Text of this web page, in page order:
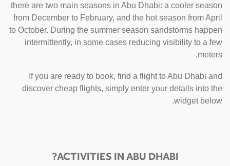
there are two main seasons in Abu Dhabi: a cooler season
from December to February, and the hot season from April
to October. During the summer season sandstorms happen
intermittently, in some cases reducing visibility to a few
meters.
If you are ready to book, find a flight to Abu Dhabi and
discover cheap flights, simply enter your details into the
widget below.
ACTIVITIES IN ABU DHABI?